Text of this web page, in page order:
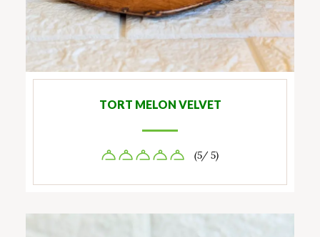
TORT MELON VELVET
(5/ 5)